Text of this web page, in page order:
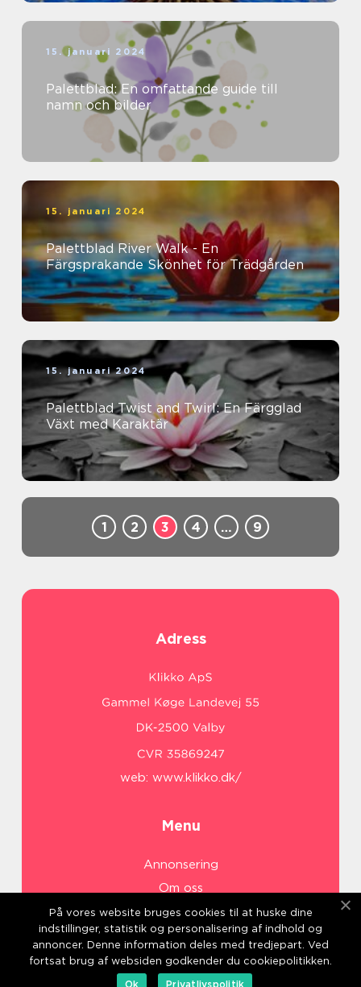
15. januari 2024
Palettblad: En omfattande guide till
namn och bilder
15. januari 2024
Palettblad River Walk - En
Färgsprakande Skönhet för Trädgården
15. januari 2024
Palettblad Twist and Twirl: En Färgglad
Växt med Karaktär
1 2 3 4 … 9
Adress
web: www.klikko.dk/
Menu
Annonsering
Om oss
Cookies
Kontakta oss
Sitemap
På vores website bruges cookies til at huske dine
indstillinger, statistik og personalisering af indhold og
annoncer. Denne information deles med tredjepart. Ved
fortsat brug af websiden godkender du cookiepolitikken.
Ok
Privatlivspolitik